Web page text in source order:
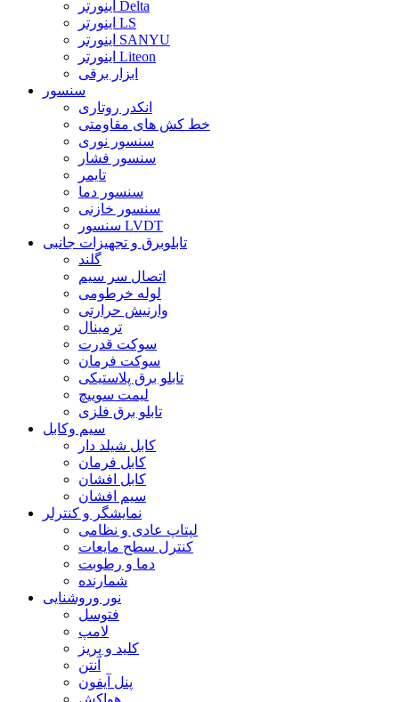
اینورتر Delta
اینورتر LS
اینورتر SANYU
اینورتر Liteon
ابزار برقی
سنسور
انکدر روتاری
خط کش های مقاومتی
سنسور نوری
سنسور فشار
تایمر
سنسور دما
سنسور خازنی
سنسور LVDT
تابلوبرق و تجهیزات جانبی
گلند
اتصال سر سیم
لوله خرطومی
وارنیش حرارتی
ترمینال
سوکت قدرت
سوکت فرمان
تابلو برق پلاستیکی
لیمت سوییچ
تابلو برق فلزی
سیم وکابل
کابل شیلد دار
کابل فرمان
کابل افشان
سیم افشان
نمایشگر و کنترلر
لپتاپ عادی و نظامی
کنترل سطح مایعات
دما و رطوبت
شمارنده
نور وروشنایی
فتوسل
لامپ
کلید و پریز
آنتن
پنل آیفون
هواکش